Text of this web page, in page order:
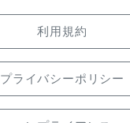
利用規約
プライバシーポリシー